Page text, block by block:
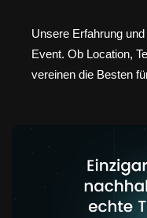
Unsere Erfahrung
Event. Ob Location,
vereinen die Besten